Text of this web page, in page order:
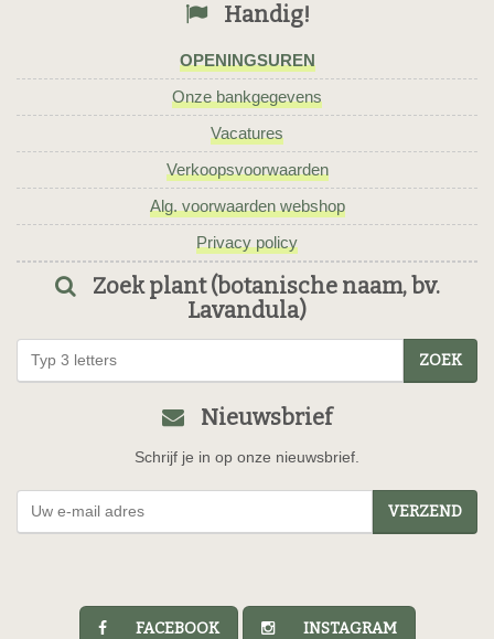
Handig!
OPENINGSUREN
Onze bankgegevens
Vacatures
Verkoopsvoorwaarden
Alg. voorwaarden webshop
Privacy policy
Zoek plant (botanische naam, bv.
Lavandula)
ZOEK
Nieuwsbrief
Schrijf je in op onze nieuwsbrief.
VERZEND
FACEBOOK INSTAGRAM